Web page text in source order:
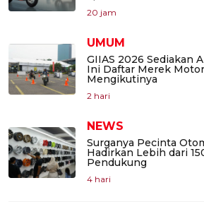
20 jam
UMUM
GIIAS 2026 Sediakan
Ini Daftar Merek Motor
Mengikutinya
2 hari
NEWS
Surganya Pecinta
Hadirkan Lebih dari
Pendukung
4 hari